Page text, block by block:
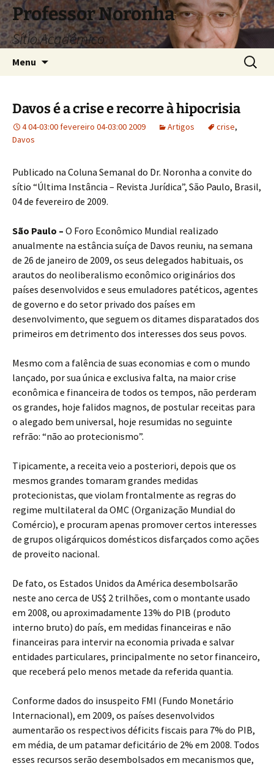
Pular
para
o
conteúdo
Professor Noronha
Sítio Acadêmico
Menu
por:
Davos é a crise e recorre à hipocrisia
4 04-03:00 fevereiro 04-03:00 2009 Artigos crise,
Davos
Publicado na Coluna Semanal do Dr. Noronha a convite do
sítio “Última Instância – Revista Jurídica”, São Paulo, Brasil,
04 de fevereiro de 2009.
São Paulo – O Foro Econômico Mundial realizado
anualmente na estância suíça de Davos reuniu, na semana
de 26 de janeiro de 2009, os seus delegados habituais, os
arautos do neoliberalismo econômico originários dos
países desenvolvidos e seus emuladores patéticos, agentes
de governo e do setor privado dos países em
desenvolvimento, que seguem os ditames disparatados dos
primeiros em detrimento dos interesses dos seus povos.
Mesmo com a falência de suas economias e com o mundo
lançado, por sua única e exclusiva falta, na maior crise
econômica e financeira de todos os tempos, não perderam
os grandes, hoje falidos magnos, de postular receitas para
o alegado bem universal, hoje resumidas no seguinte
refrão: “não ao protecionismo”.
Tipicamente, a receita veio a posteriori, depois que os
mesmos grandes tomaram grandes medidas
protecionistas, que violam frontalmente as regras do
regime multilateral da OMC (Organização Mundial do
Comércio), e procuram apenas promover certos interesses
de grupos oligárquicos domésticos disfarçados como ações
de proveito nacional.
De fato, os Estados Unidos da América desembolsarão
neste ano cerca de US$ 2 trilhões, com o montante usado
em 2008, ou aproximadamente 13% do PIB (produto
interno bruto) do país, em medidas financeiras e não
financeiras para intervir na economia privada e salvar
entidades particulares, principalmente no setor financeiro,
que receberá pelo menos metade da referida quantia.
Conforme dados do insuspeito FMI (Fundo Monetário
Internacional), em 2009, os países desenvolvidos
aumentarão os respectivos déficits fiscais para 7% do PIB,
em média, de um patamar deficitário de 2% em 2008. Todos
esses recursos serão desembolsados em mecanismos que,